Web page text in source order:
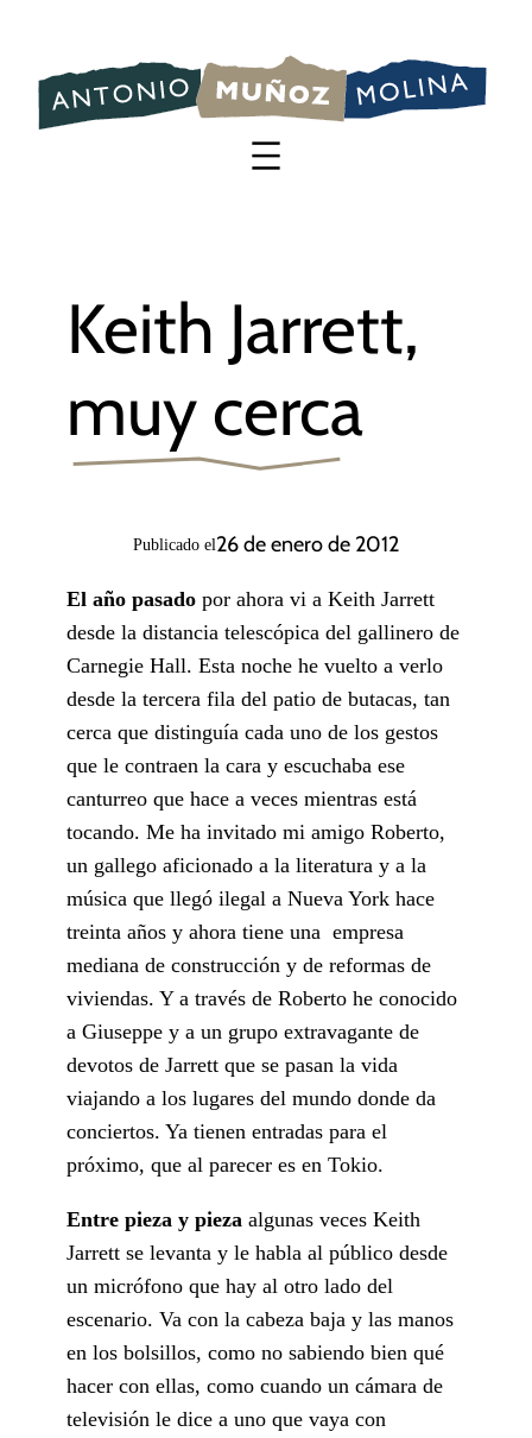
contenido
Keith Jarrett,
muy cerca
Publicado el26 de enero de 2012
El año pasado por ahora vi a Keith Jarrett
desde la distancia telescópica del gallinero de
Carnegie Hall. Esta noche he vuelto a verlo
desde la tercera fila del patio de butacas, tan
cerca que distinguía cada uno de los gestos
que le contraen la cara y escuchaba ese
canturreo que hace a veces mientras está
tocando. Me ha invitado mi amigo Roberto,
un gallego aficionado a la literatura y a la
música que llegó ilegal a Nueva York hace
treinta años y ahora tiene una empresa
mediana de construcción y de reformas de
viviendas. Y a través de Roberto he conocido
a Giuseppe y a un grupo extravagante de
devotos de Jarrett que se pasan la vida
viajando a los lugares del mundo donde da
conciertos. Ya tienen entradas para el
próximo, que al parecer es en Tokio.
Entre pieza y pieza algunas veces Keith
Jarrett se levanta y le habla al público desde
un micrófono que hay al otro lado del
escenario. Va con la cabeza baja y las manos
en los bolsillos, como no sabiendo bien qué
hacer con ellas, como cuando un cámara de
televisión le dice a uno que vaya con